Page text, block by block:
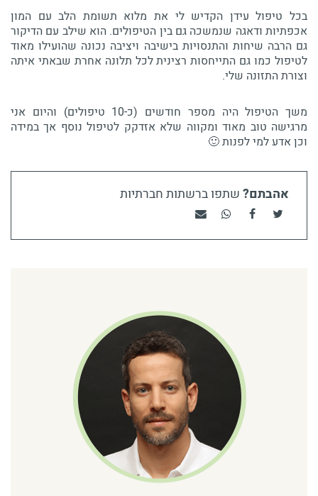
בכל טיפול עידן הקדיש לי את מלוא תשומת הלב עם המון
אכפתיות ודאגה שנמשכה גם בין הטיפולים. הוא שילב עם הדיקור
גם הרבה שיחות והתנסויות בישיבה ויציבה נכונה שהועילו מאוד
לטיפול כמו גם התייחסות רצינית לכל תלונה אחרת שבאתי איתה
וצורת התזונה שלי.
משך הטיפול היה מספר חודשים (כ-10 טיפולים) והיום אני
מרגישה טוב מאוד ומקווה שלא אזדקק לטיפול נוסף אך במידה
וכן אדע למי לפנות 🙂
אהבתם? שתפו ברשתות חברתיות
שתפו בטוויטר
שתפו בפייסבוק
שתפו בוואטסאפ
שתף בדוא"ל